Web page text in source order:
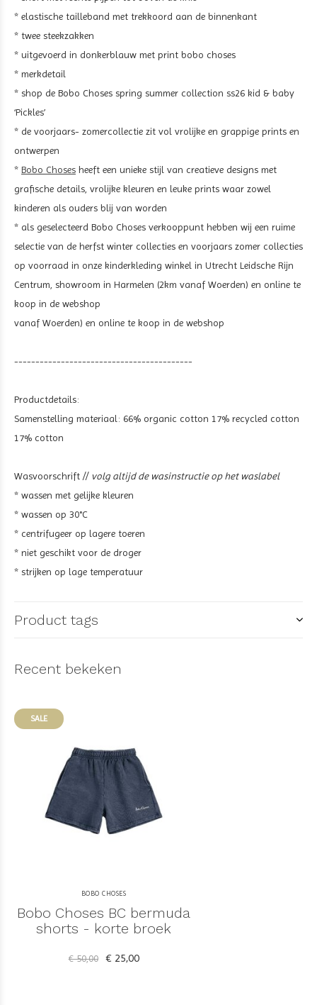
* elastische tailleband met trekkoord aan de binnenkant
* twee steekzakken
* uitgevoerd in donkerblauw met print bobo choses
* merkdetail
* shop de Bobo Choses spring summer collection ss26 kid & baby
‘Pickles’
* de voorjaars- zomercollectie zit vol vrolijke en grappige prints en
ontwerpen
* Bobo Choses heeft een unieke stijl van creatieve designs met
grafische details, vrolijke kleuren en leuke prints waar zowel
kinderen als ouders blij van worden
* als geselecteerd Bobo Choses verkooppunt hebben wij een ruime
selectie van de herfst winter collecties en voorjaars zomer collecties
op voorraad in onze kinderkleding winkel in Utrecht Leidsche Rijn
Centrum, showroom in Harmelen (2km vanaf Woerden) en online te
koop in de webshop
vanaf Woerden) en online te koop in de webshop
------------------------------------------
Productdetails:
Samenstelling materiaal: 66% organic cotton 17% recycled cotton
17% cotton
Wasvoorschrift // volg altijd de wasinstructie op het waslabel
* wassen met gelijke kleuren
* wassen op 30°C
* centrifugeer op lagere toeren
* niet geschikt voor de droger
* strijken op lage temperatuur
Product tags
Recent bekeken
SALE
BOBO CHOSES
Bobo Choses BC bermuda
shorts - korte broek
€ 50,00 € 25,00